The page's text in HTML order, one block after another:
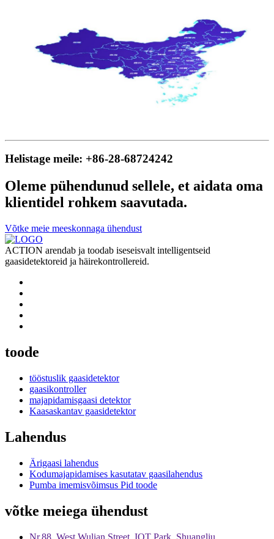
Helistage meile: +86-28-68724242
Oleme pühendunud sellele, et aidata oma
klientidel rohkem saavutada.
Võtke meie meeskonnaga ühendust
ACTION arendab ja toodab iseseisvalt intelligentseid
gaasidetektoreid ja häirekontrollereid.
toode
tööstuslik gaasidetektor
gaasikontroller
majapidamisgaasi detektor
Kaasaskantav gaasidetektor
Lahendus
Ärigaasi lahendus
Kodumajapidamises kasutatav gaasilahendus
Pumba imemisvõimsus Pid toode
võtke meiega ühendust
Nr.88, West Wulian Street, IOT Park, Shuangliu